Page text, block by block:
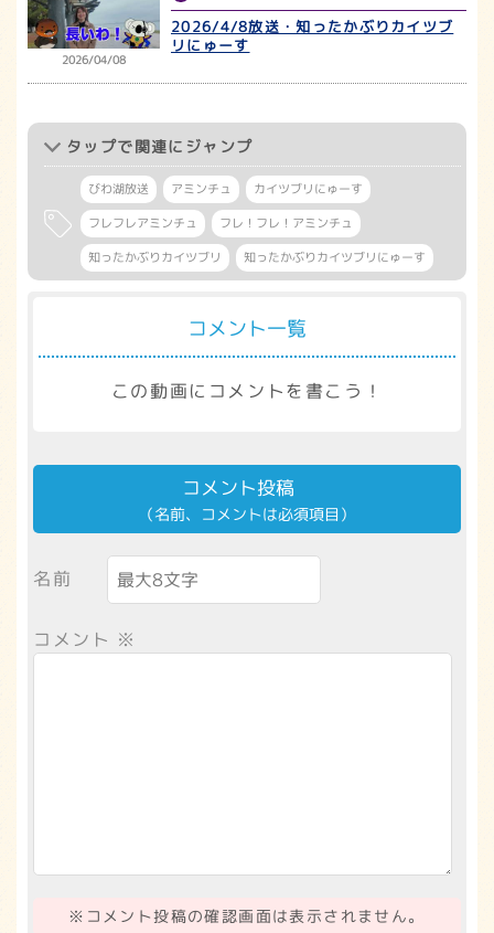
2026/04/08
2026/4/8放送・知ったかぶりカイツブ
リにゅーす
タップで関連にジャンプ
びわ湖放送 アミンチュ
カイツブリにゅーす
フレフレアミンチュ
フレ！フレ！アミンチュ
知ったかぶりカイツブリ
知ったかぶりカイツブリにゅーす
コメント一覧
この動画にコメントを書こう！
コメント投稿
（名前、コメントは必須項目）
名前
コメント ※
※コメント投稿の確認画面は表示されません。